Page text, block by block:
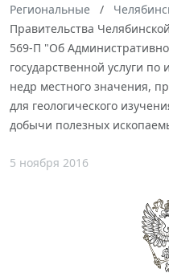
Региональные
Правительства
569-П "Об
государственной услуги
недр местного значения,
для геологического
добычи полезных
5 ноября 2016